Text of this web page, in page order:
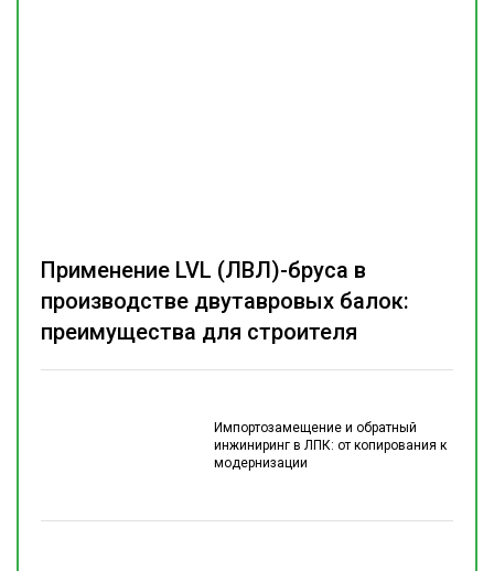
Импортозамещение и обратный
инжиниринг в ЛПК: от копирования к
модернизации
Применение LVL (ЛВЛ)-бруса в
производстве двутавровых балок:
преимущества для строителя